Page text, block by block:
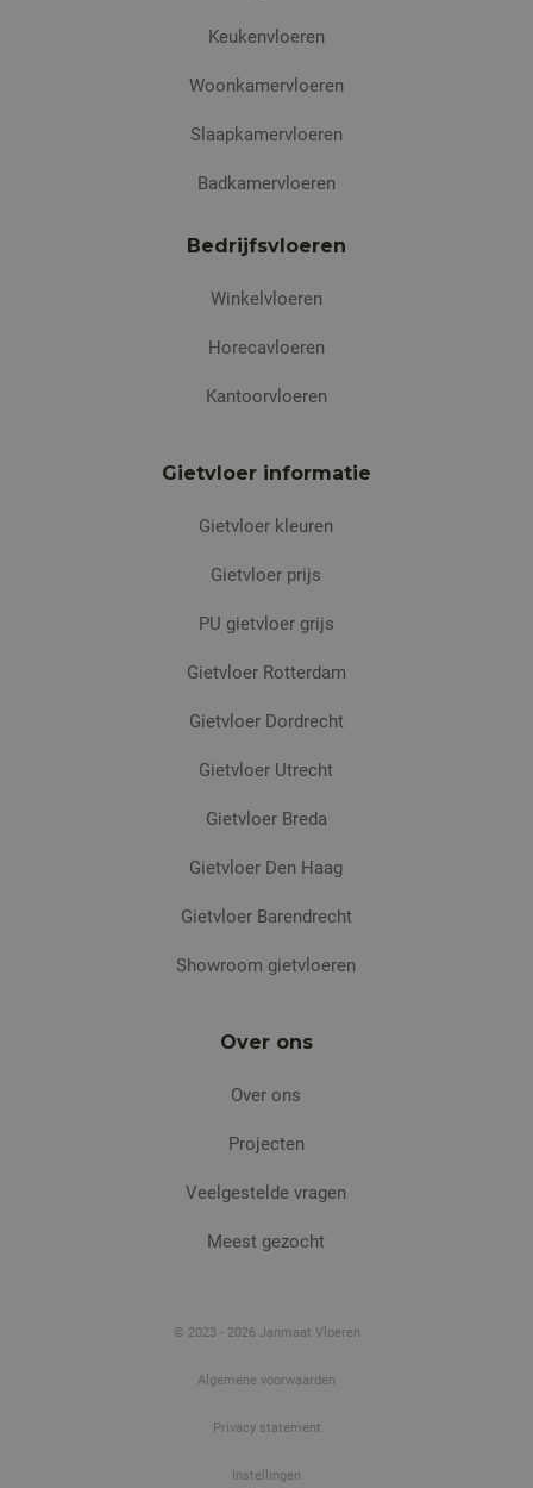
Keukenvloeren
Woonkamervloeren
Slaapkamervloeren
Badkamervloeren
Bedrijfsvloeren
Winkelvloeren
Horecavloeren
Kantoorvloeren
Gietvloer informatie
Gietvloer kleuren
Gietvloer prijs
PU gietvloer grijs
Gietvloer Rotterdam
Gietvloer Dordrecht
Gietvloer Utrecht
Gietvloer Breda
Gietvloer Den Haag
Gietvloer Barendrecht
Showroom gietvloeren
Over ons
Over ons
Projecten
Veelgestelde vragen
Meest gezocht
© 2023 - 2026 Janmaat Vloeren
Algemene voorwaarden
Privacy statement
Instellingen